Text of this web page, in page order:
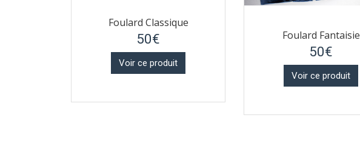
Foulard Classique
50€
Voir ce produit
Foulard Fantaisie
50€
Voir ce produit